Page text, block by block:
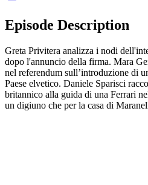
Episode Description
Greta Privitera analizza i nodi
dopo l'annuncio della firma. Mara
nel referendum sull’introduzione di
Paese elvetico. Daniele Sparisci
britannico alla guida di una Ferrari
un digiuno che per la casa di